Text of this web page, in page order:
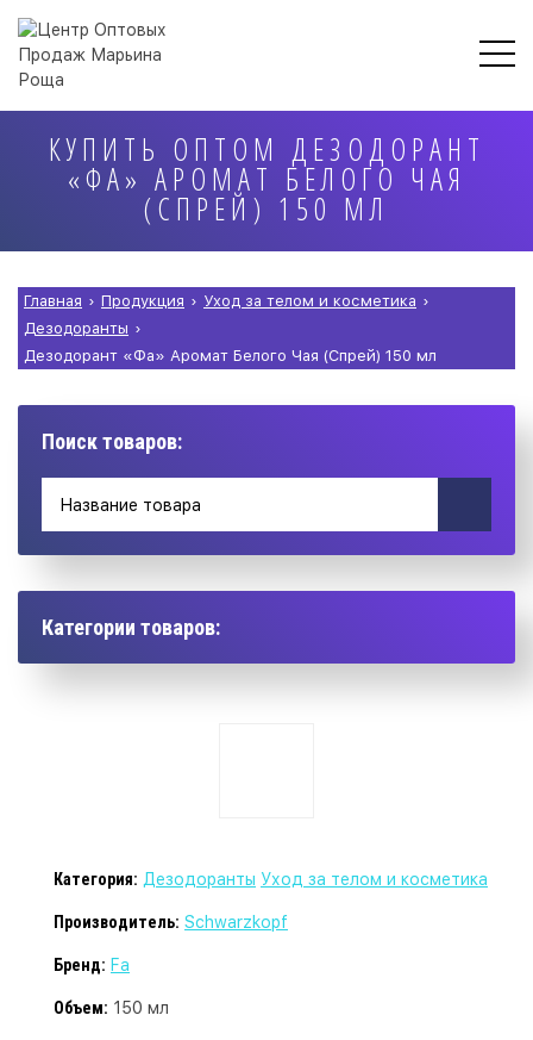
КУПИТЬ ОПТОМ ДЕЗОДОРАНТ
«ФА» АРОМАТ БЕЛОГО ЧАЯ
(СПРЕЙ) 150 МЛ
Главная › Продукция › Уход за телом и косметика ›
Дезодоранты ›
Дезодорант «Фа» Аромат Белого Чая (Спрей) 150 мл
Поиск товаров:
Категории товаров:
Категория: Дезодоранты Уход за телом и косметика
Производитель: Schwarzkopf
Бренд: Fa
Объем: 150 мл